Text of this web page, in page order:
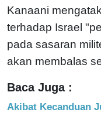
Kanaani
terhadap Israel
pada sasaran
akan membalas
Baca Juga :
Akibat Kecanduan